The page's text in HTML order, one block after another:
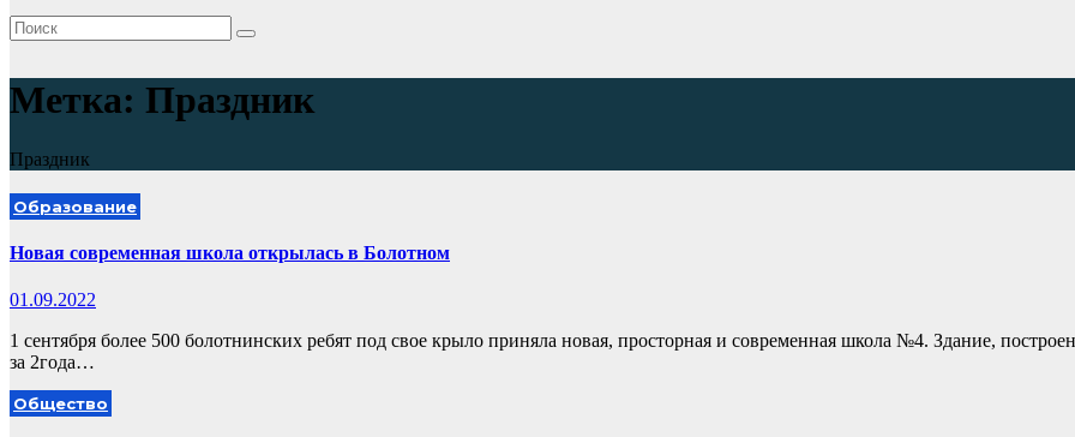
Метка: Праздник
Праздник
Образование
Новая современная школа открылась в Болотном
01.09.2022
1 сентября более 500 болотнинских ребят под свое крыло приняла новая, просторная и современная школа №4. Здание,
за 2года…
Общество